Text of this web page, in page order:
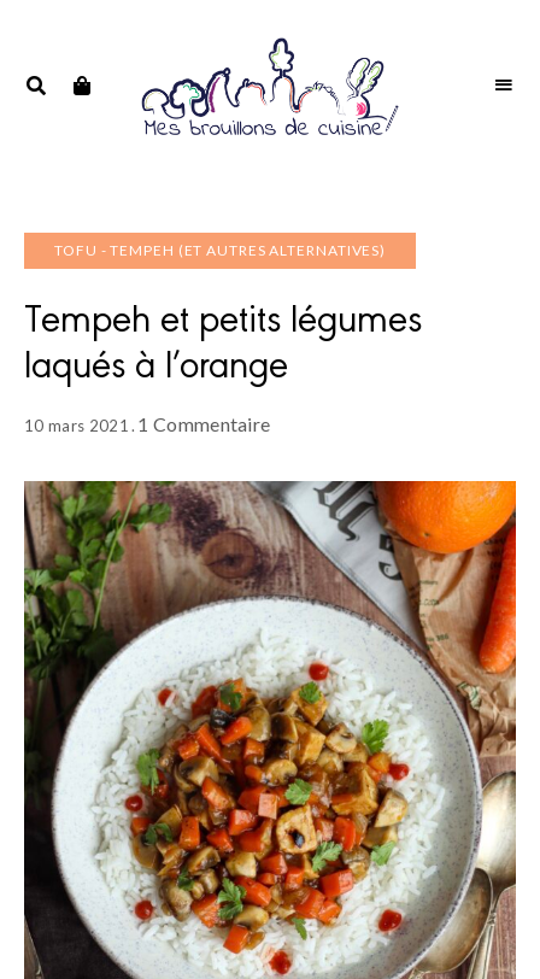
TOFU - TEMPEH (ET AUTRES ALTERNATIVES)
Tempeh et petits légumes
laqués à l’orange
10 mars 2021 1 Commentaire